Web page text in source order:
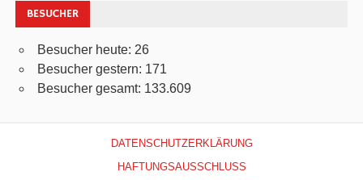
BESUCHER
Besucher heute: 26
Besucher gestern: 171
Besucher gesamt: 133.609
DATENSCHUTZERKLÄRUNG
HAFTUNGSAUSSCHLUSS